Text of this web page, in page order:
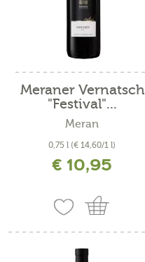
Meraner Vernatsch
"Festival"...
Meran
0,75 l (€ 14,60/1 l)
inkl. MwSt. zzgl. Versandkosten
€ 10,95